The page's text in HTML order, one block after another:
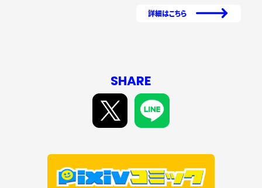
詳細はこちら
SHARE